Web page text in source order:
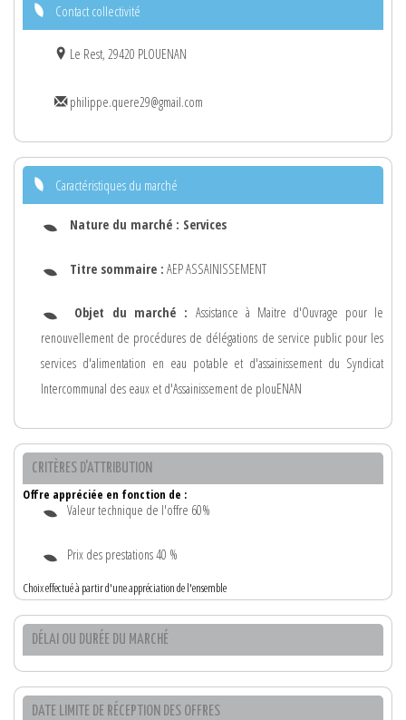
Contact collectivité
Le Rest, 29420 PLOUENAN
philippe.quere29@gmail.com
Caractéristiques du marché
Nature du marché : Services
Titre sommaire : AEP ASSAINISSEMENT
Objet du marché :Assistance à Maitre d'Ouvrage pour le
renouvellement de procédures de délégations de service public pour les
services d'alimentation en eau potable et d'assainissement du Syndicat
Intercommunal des eaux et d'Assainissement de plouENAN
CRITÈRES D'ATTRIBUTION
Offre appréciée en fonction de :
Valeur technique de l'offre 60%
Prix des prestations 40 %
Choix effectué à partir d'une appréciation de l'ensemble
DÉLAI OU DURÉE DU MARCHÉ
DATE LIMITE DE RÉCEPTION DES OFFRES